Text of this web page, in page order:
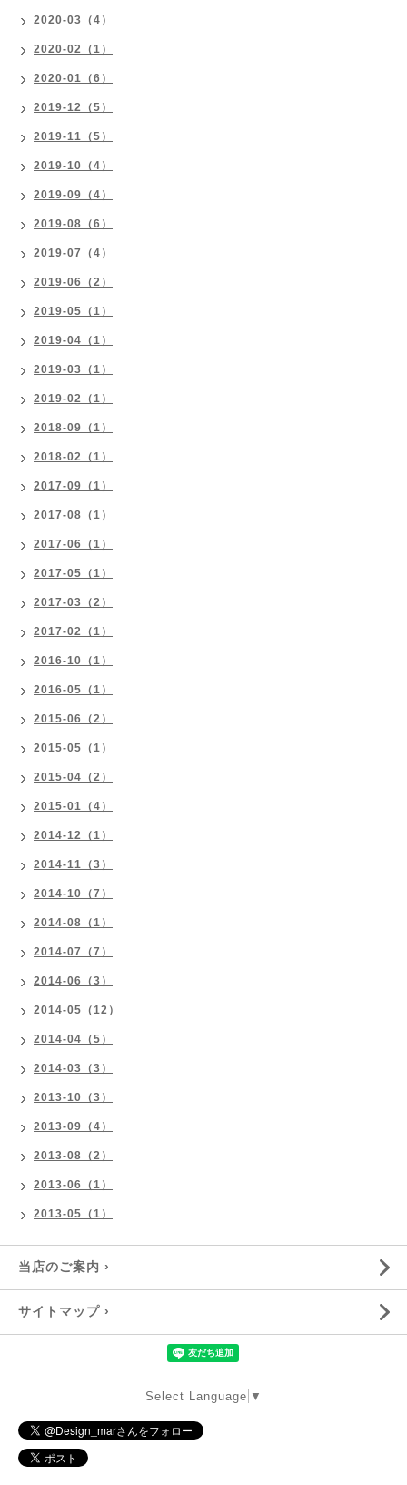
2020-03（4）
2020-02（1）
2020-01（6）
2019-12（5）
2019-11（5）
2019-10（4）
2019-09（4）
2019-08（6）
2019-07（4）
2019-06（2）
2019-05（1）
2019-04（1）
2019-03（1）
2019-02（1）
2018-09（1）
2018-02（1）
2017-09（1）
2017-08（1）
2017-06（1）
2017-05（1）
2017-03（2）
2017-02（1）
2016-10（1）
2016-05（1）
2015-06（2）
2015-05（1）
2015-04（2）
2015-01（4）
2014-12（1）
2014-11（3）
2014-10（7）
2014-08（1）
2014-07（7）
2014-06（3）
2014-05（12）
2014-04（5）
2014-03（3）
2013-10（3）
2013-09（4）
2013-08（2）
2013-06（1）
2013-05（1）
当店のご案内 ›
サイトマップ ›
Select Language ▼